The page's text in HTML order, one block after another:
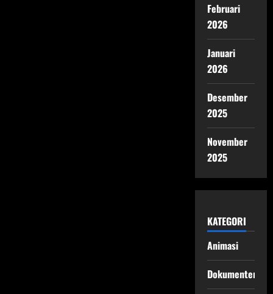
Februari
2026
Januari
2026
Desember
2025
November
2025
KATEGORI
Animasi
Dokumenter